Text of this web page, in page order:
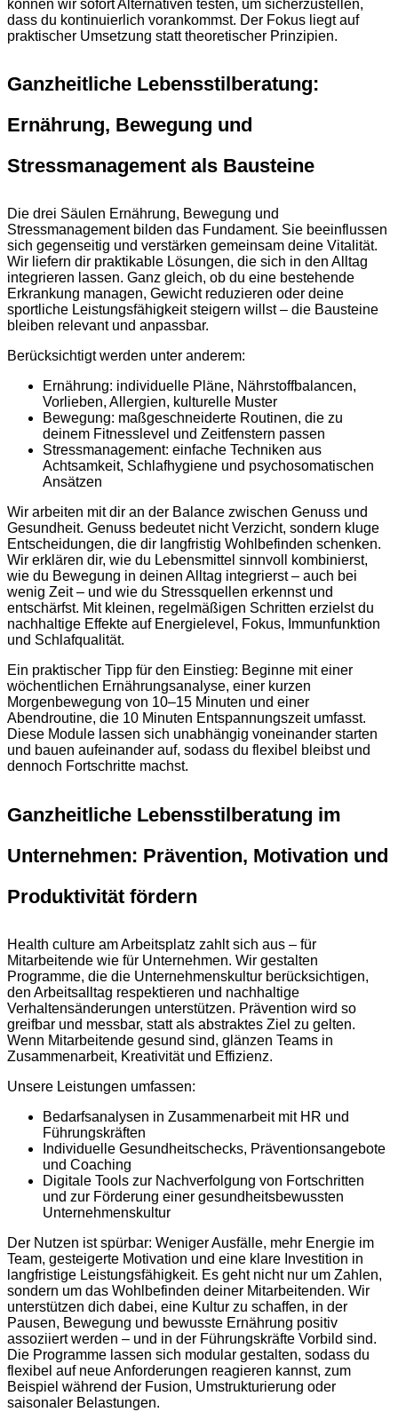
können wir sofort Alternativen testen, um sicherzustellen,
dass du kontinuierlich vorankommst. Der Fokus liegt auf
praktischer Umsetzung statt theoretischer Prinzipien.
Ganzheitliche Lebensstilberatung:
Ernährung, Bewegung und
Stressmanagement als Bausteine
Die drei Säulen Ernährung, Bewegung und
Stressmanagement bilden das Fundament. Sie beeinflussen
sich gegenseitig und verstärken gemeinsam deine Vitalität.
Wir liefern dir praktikable Lösungen, die sich in den Alltag
integrieren lassen. Ganz gleich, ob du eine bestehende
Erkrankung managen, Gewicht reduzieren oder deine
sportliche Leistungsfähigkeit steigern willst – die Bausteine
bleiben relevant und anpassbar.
Berücksichtigt werden unter anderem:
Ernährung: individuelle Pläne, Nährstoffbalancen,
Vorlieben, Allergien, kulturelle Muster
Bewegung: maßgeschneiderte Routinen, die zu
deinem Fitnesslevel und Zeitfenstern passen
Stressmanagement: einfache Techniken aus
Achtsamkeit, Schlafhygiene und psychosomatischen
Ansätzen
Wir arbeiten mit dir an der Balance zwischen Genuss und
Gesundheit. Genuss bedeutet nicht Verzicht, sondern kluge
Entscheidungen, die dir langfristig Wohlbefinden schenken.
Wir erklären dir, wie du Lebensmittel sinnvoll kombinierst,
wie du Bewegung in deinen Alltag integrierst – auch bei
wenig Zeit – und wie du Stressquellen erkennst und
entschärfst. Mit kleinen, regelmäßigen Schritten erzielst du
nachhaltige Effekte auf Energielevel, Fokus, Immunfunktion
und Schlafqualität.
Ein praktischer Tipp für den Einstieg: Beginne mit einer
wöchentlichen Ernährungsanalyse, einer kurzen
Morgenbewegung von 10–15 Minuten und einer
Abendroutine, die 10 Minuten Entspannungszeit umfasst.
Diese Module lassen sich unabhängig voneinander starten
und bauen aufeinander auf, sodass du flexibel bleibst und
dennoch Fortschritte machst.
Ganzheitliche Lebensstilberatung im
Unternehmen: Prävention, Motivation und
Produktivität fördern
Health culture am Arbeitsplatz zahlt sich aus – für
Mitarbeitende wie für Unternehmen. Wir gestalten
Programme, die die Unternehmenskultur berücksichtigen,
den Arbeitsalltag respektieren und nachhaltige
Verhaltensänderungen unterstützen. Prävention wird so
greifbar und messbar, statt als abstraktes Ziel zu gelten.
Wenn Mitarbeitende gesund sind, glänzen Teams in
Zusammenarbeit, Kreativität und Effizienz.
Unsere Leistungen umfassen:
Bedarfsanalysen in Zusammenarbeit mit HR und
Führungskräften
Individuelle Gesundheitschecks, Präventionsangebote
und Coaching
Digitale Tools zur Nachverfolgung von Fortschritten
und zur Förderung einer gesundheitsbewussten
Unternehmenskultur
Der Nutzen ist spürbar: Weniger Ausfälle, mehr Energie im
Team, gesteigerte Motivation und eine klare Investition in
langfristige Leistungsfähigkeit. Es geht nicht nur um Zahlen,
sondern um das Wohlbefinden deiner Mitarbeitenden. Wir
unterstützen dich dabei, eine Kultur zu schaffen, in der
Pausen, Bewegung und bewusste Ernährung positiv
assoziiert werden – und in der Führungskräfte Vorbild sind.
Die Programme lassen sich modular gestalten, sodass du
flexibel auf neue Anforderungen reagieren kannst, zum
Beispiel während der Fusion, Umstrukturierung oder
saisonaler Belastungen.